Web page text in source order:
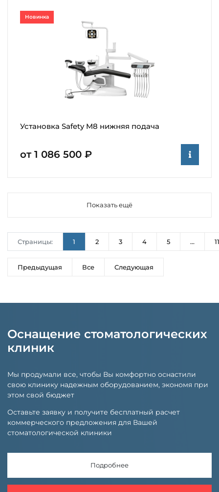
Установка Safety M8 нижняя подача
от 1 086 500 ₽
Новинка
Показать ещё
Страницы: 1 2 3 4 5 ... 11
Предыдущая Все Следующая
Оснащение стоматологических
клиник
Мы продумали все, чтобы Вы комфортно оснастили
свою клинику надежным оборудованием, экономя при
этом свой бюджет
Оставьте заявку и получите бесплатный расчет
коммерческого предложения для Вашей
стоматологической клиники
Подробнее